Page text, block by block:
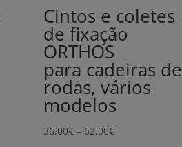
Cintos e coletes
de fixação
ORTHOS
para cadeiras de
rodas, vários
modelos
36,00€ – 62,00€Price